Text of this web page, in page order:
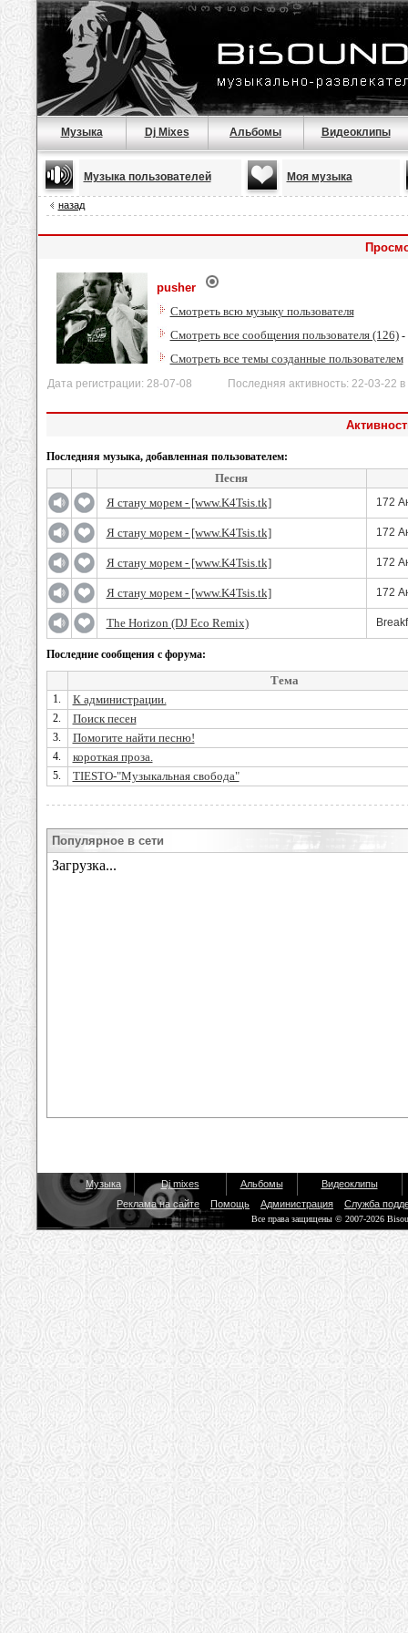
Музыка Dj Mixes Альбомы Видеоклипы
Музыка пользователей Моя музыка
назад
pusher
Смотреть всю музыку пользователя
Смотреть все сообщения пользователя (126)-
Смотреть все темы созданные пользователем
Дата регистрации: 28-07-08 Последняя активность: 22-03-22 в
Последняя музыка, добавленная пользователем:
Песня
Я стану морем - [www.K4Tsis.tk]
172
Я стану морем - [www.K4Tsis.tk] 172
Я стану морем - [www.K4Tsis.tk] 172
Я стану морем - [www.K4Tsis.tk] 172
The Horizon (DJ Eco Remix)
Последние сообщения с форума:
Тема
1. К администрации.
2. Поиск песен
3. Помогите найти песню!
4. короткая проза.
5. TIESTO-"Музыкальная свобода"
Популярное в сети
Музыка Dj mixes Альбомы
Видеоклипы
Реклама на сайте
Помощь Администрация Служба
Все права защищены © 2007-2026